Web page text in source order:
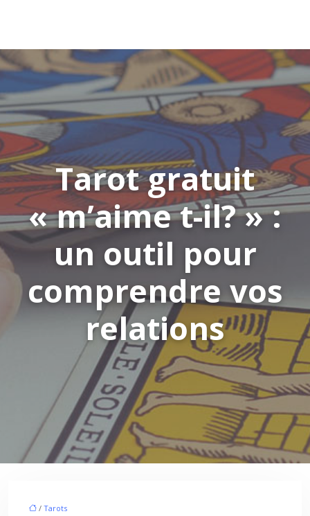
Tarot gratuit
« m’aime t-il? » :
un outil pour
comprendre vos
relations
/ Tarots